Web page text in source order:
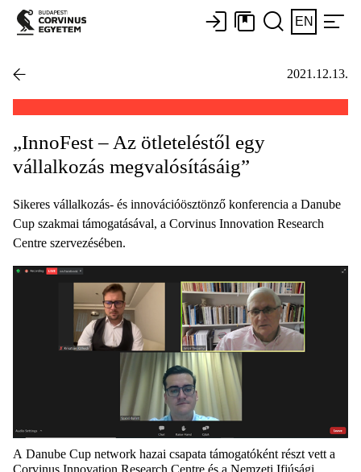
EN
2021.12.13.
„InnoFest – Az ötleteléstől egy
vállalkozás megvalósításáig”
Sikeres vállalkozás- és innovációösztönző konferencia a Danube
Cup szakmai támogatásával, a Corvinus Innovation Research
Centre szervezésében.
A Danube Cup network hazai csapata támogatóként részt vett a
Corvinus Innovation Research Centre és a Nemzeti Ifjúsági